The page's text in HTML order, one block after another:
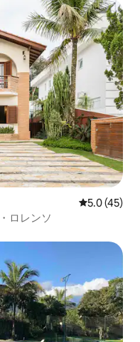
レビュー45
5.0 (45)
ロレンソ